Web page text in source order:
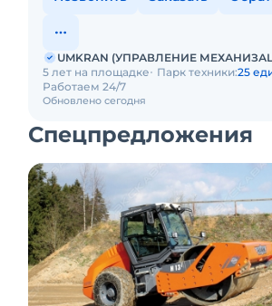
Обновлено сегодня
UMKRAN (УПРАВЛЕНИЕ
5 лет на площадке
Парк техники:25
Работаем 24/7
Спецпредложения